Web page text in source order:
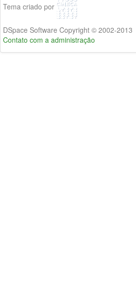
Tema criado por
DSpace Software Copyright © 2002-
Contato com a administração